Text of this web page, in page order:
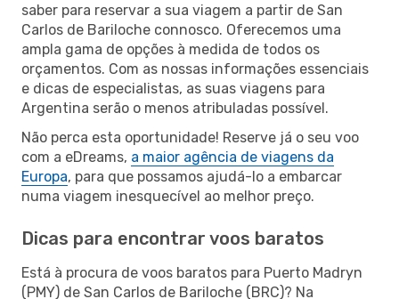
saber para reservar a sua viagem a partir de San
Carlos de Bariloche connosco. Oferecemos uma
ampla gama de opções à medida de todos os
orçamentos. Com as nossas informações essenciais
e dicas de especialistas, as suas viagens para
Argentina serão o menos atribuladas possível.
Não perca esta oportunidade! Reserve já o seu voo
com a eDreams, a maior agência de viagens da
Europa, para que possamos ajudá-lo a embarcar
numa viagem inesquecível ao melhor preço.
Dicas para encontrar voos baratos
Está à procura de voos baratos para Puerto Madryn
(PMY) de San Carlos de Bariloche (BRC)? Na